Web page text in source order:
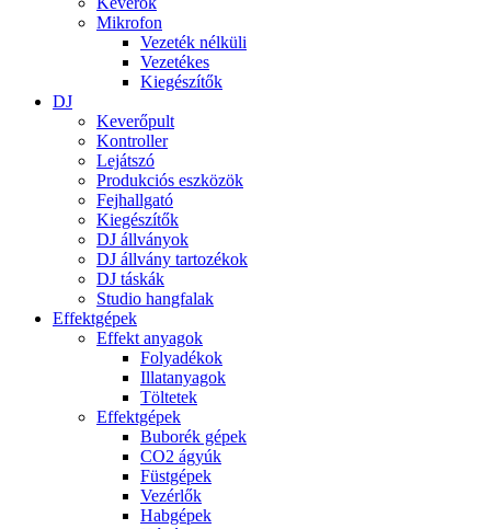
Mikrofon
Vezeték nélküli
Vezetékes
Kiegészítők
DJ
Keverőpult
Kontroller
Lejátszó
Produkciós eszközök
Fejhallgató
Kiegészítők
DJ állványok
DJ állvány tartozékok
DJ táskák
Studio hangfalak
Effektgépek
Effekt anyagok
Folyadékok
Illatanyagok
Töltetek
Effektgépek
Buborék gépek
CO2 ágyúk
Füstgépek
Vezérlők
Habgépek